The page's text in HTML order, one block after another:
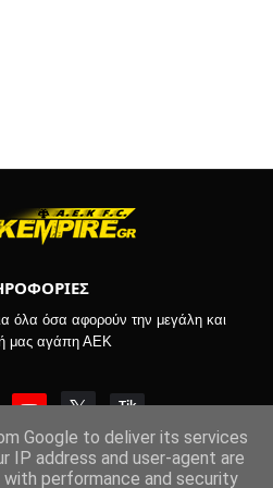
όλα όσα αφορούν την μεγάλη και
μας αγάπη ΑΕΚ
Google to deliver its services
IP address and user-agent are
performance and security